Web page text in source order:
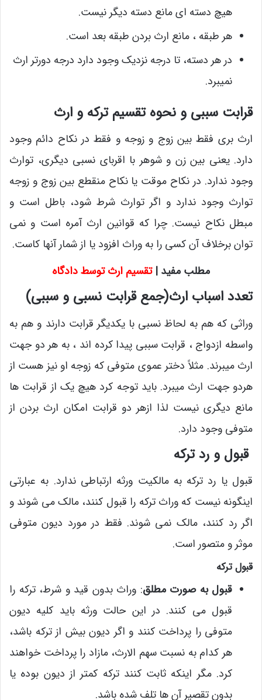
هیچ دسته ای مانع دسته دیگر نیست.
هر طبقه ، مانع ارث بردن طبقه بعد است.
در هر دسته، تا درجه نزدیک وجود دارد درجه دورتر ارث
نمیبرد.
قرابت سببی و نحوه تقسیم ترکه و ارث
ارث بری فقط بین زوج و زوجه و فقط در نکاح دائم وجود
دارد. یعنی بین زن و شوهر با اقربای نسبی دیگری، توارث
وجود ندارد. در نکاح موقت یا نکاح منقطع بین زوج و زوجه
توارث وجود ندارد و اگر توارث شرط شود، باطل است و
مبطل نکاح نیست. چرا که قوانین ارث آمره است و نمی
توان برخلاف آن کسی را به وراث افزود یا از شمار آنها کاست.
مطلب مفید |تقسیم ارث توسط دادگاه
تعدد اسباب ارث(جمع قرابت نسبی و سببی)
وراثی که هم به لحاظ نسبی با یکدیگر قرابت دارند و هم به
واسطه ازدواج ، قرابت سببی پیدا کرده اند ، به هر دو جهت
ارث میبرند. مثلاً دختر عموی متوفی که زوجه او نیز هست از
هردو جهت ارث میبرد. باید توجه کرد هیچ یک از قرابت ها
مانع دیگری نیست لذا ازهر دو قرابت امکان ارث بردن از
متوفی وجود دارد.
قبول و رد ترکه
قبول یا رد ترکه به مالکیت ورثه ارتباطی ندارد. به عبارتی
اینگونه نیست که وراث ترکه را قبول کنند، مالک می شوند و
اگر رد کنند، مالک نمی شوند. فقط در مورد دیون متوفی
موثر و متصور است.
قبول ترکه
قبول به صورت مطلق: وراث بدون قید و شرط، ترکه را
قبول می کنند. در این حالت ورثه باید کلیه دیون
متوفی را پرداخت کنند و اگر دیون بیش از ترکه باشد،
هر کدام به نسبت سهم الارث، مازاد را پرداخت خواهند
کرد. مگر اینکه ثابت کنند ترکه کمتر از دیون بوده یا
بدون تقصیر آن ها تلف شده باشد.